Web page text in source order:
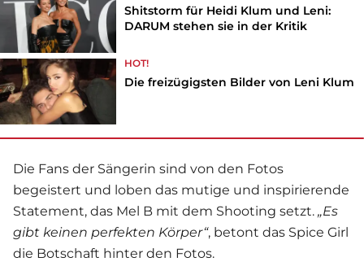
Shitstorm für Heidi Klum und Leni:
DARUM stehen sie in der Kritik
HOT!
Die freizügigsten Bilder von Leni Klum
Die Fans der Sängerin sind von den Fotos
begeistert und loben das mutige und inspirierende
Statement, das Mel B mit dem Shooting setzt. „Es
gibt keinen perfekten Körper“, betont das Spice Girl
die Botschaft hinter den Fotos.